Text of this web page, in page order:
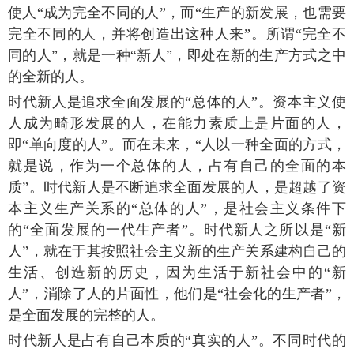
使人“成为完全不同的人”，而“生产的新发展，也需要
完全不同的人，并将创造出这种人来”。所谓“完全不
同的人”，就是一种“新人”，即处在新的生产方式之中
的全新的人。
时代新人是追求全面发展的“总体的人”。资本主义使
人成为畸形发展的人，在能力素质上是片面的人，
即“单向度的人”。而在未来，“人以一种全面的方式，
就是说，作为一个总体的人，占有自己的全面的本
质”。时代新人是不断追求全面发展的人，是超越了资
本主义生产关系的“总体的人”，是社会主义条件下
的“全面发展的一代生产者”。时代新人之所以是“新
人”，就在于其按照社会主义新的生产关系建构自己的
生活、创造新的历史，因为生活于新社会中的“新
人”，消除了人的片面性，他们是“社会化的生产者”，
是全面发展的完整的人。
时代新人是占有自己本质的“真实的人”。不同时代的